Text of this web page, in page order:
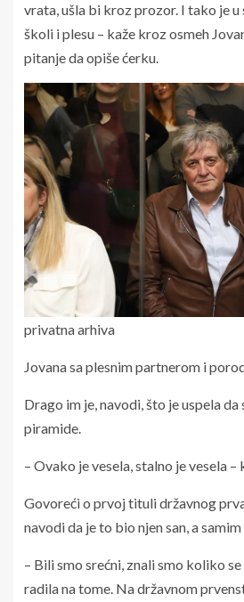
vrata, ušla bi kroz prozor. I tako je u
školi i plesu – kaže kroz osmeh
pitanje da opiše ćerku.
privatna arhiva
Jovana sa plesnim partnerom i
Drago im je, navodi, što je uspela da
piramide.
– Ovako je vesela, stalno je vesela –
Govoreći o prvoj tituli državnog
navodi da je to bio njen san, a
– Bili smo srećni, znali smo koliko
radila na tome. Na državnom